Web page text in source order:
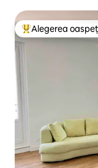
Locuință din topul
Alegerea